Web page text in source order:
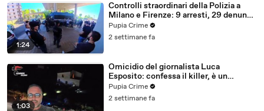
1:24
Controlli straordinari della Polizia a
Milano e Firenze: 9 arresti, 29 denunce
e oltre 7mila persone identificate
(25.07.26)
Pupia Crime
2 settimane fa
1:03
Omicidio del giornalista Luca
Esposito: confessa il killer, è un
26enne tunisino (25.07.26)
Pupia Crime
2 settimane fa